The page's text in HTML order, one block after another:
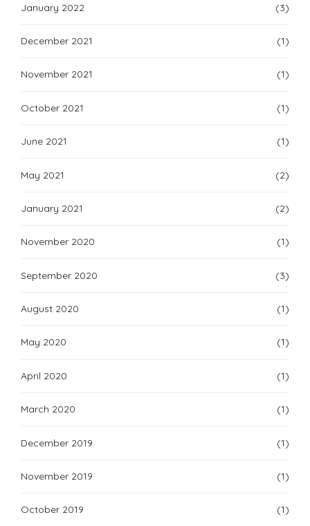
January 2022 (3)
December 2021 (1)
November 2021 (1)
October 2021 (1)
June 2021 (1)
May 2021 (2)
January 2021 (2)
November 2020 (1)
September 2020 (3)
August 2020 (1)
May 2020 (1)
April 2020 (1)
March 2020 (1)
December 2019 (1)
November 2019 (1)
October 2019 (1)